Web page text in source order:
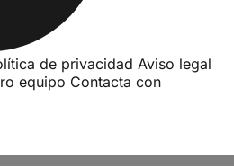
de privacidad Aviso legal
equipo Contacta con